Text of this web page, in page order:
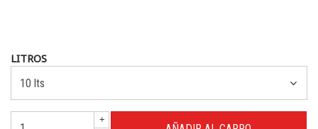
LITROS
+